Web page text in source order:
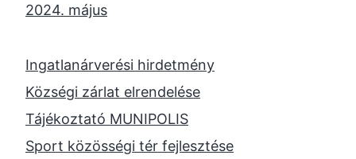
2024. május
2023. november
2023. október
2023. szeptember
2023. június
Ingatlanárverési hirdetmény
Községi zárlat elrendelése
Tájékoztató MUNIPOLIS
Sport közösségi tér fejlesztése